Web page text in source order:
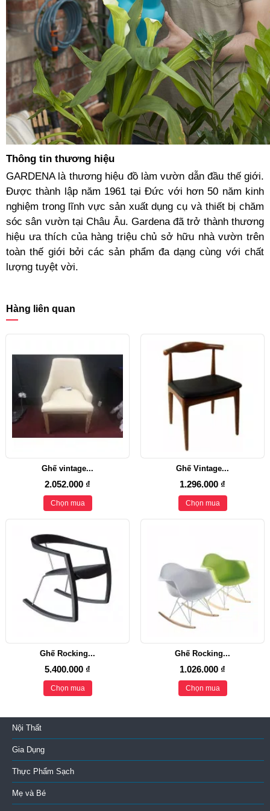
Thông tin thương hiệu
GARDENA là thương hiệu đồ làm vườn dẫn đầu thế giới.
Được thành lập năm 1961 tại Đức với hơn 50 năm kinh
nghiệm trong lĩnh vực sản xuất dụng cụ và thiết bị chăm
sóc sân vườn tại Châu Âu. Gardena đã trở thành thương
hiệu ưa thích của hàng triệu chủ sở hữu nhà vườn trên
toàn thế giới bởi các sản phẩm đa dạng cùng với chất
lượng tuyệt vời.
Hàng liên quan
Ghế vintage...
2.052.000 ₫
Chọn mua
Ghế Vintage...
1.296.000 ₫
Chọn mua
Ghế Rocking...
5.400.000 ₫
Chọn mua
Ghế Rocking...
1.026.000 ₫
Chọn mua
Nội Thất
Gia Dụng
Thực Phẩm Sạch
Mẹ và Bé